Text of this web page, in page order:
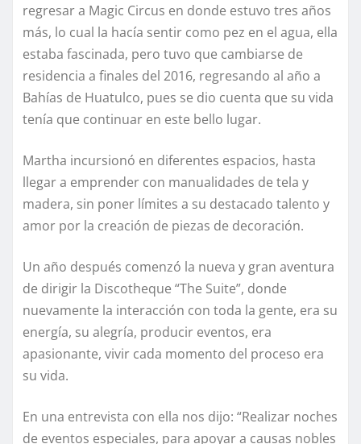
regresar a Magic Circus en donde estuvo tres años
más, lo cual la hacía sentir como pez en el agua, ella
estaba fascinada, pero tuvo que cambiarse de
residencia a finales del 2016, regresando al año a
Bahías de Huatulco, pues se dio cuenta que su vida
tenía que continuar en este bello lugar.
Martha incursionó en diferentes espacios, hasta
llegar a emprender con manualidades de tela y
madera, sin poner límites a su destacado talento y
amor por la creación de piezas de decoración.
Un año después comenzó la nueva y gran aventura
de dirigir la Discotheque “The Suite”, donde
nuevamente la interacción con toda la gente, era su
energía, su alegría, producir eventos, era
apasionante, vivir cada momento del proceso era
su vida.
En una entrevista con ella nos dijo: “Realizar noches
de eventos especiales, para apoyar a causas nobles